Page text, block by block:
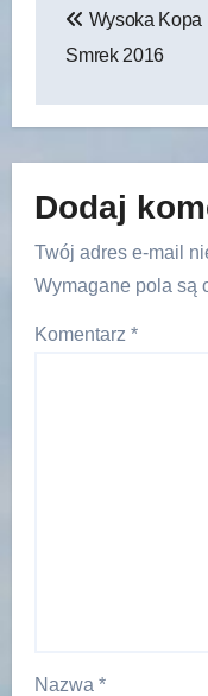
wpisu
Wysoka Kopa
Smrek 2016
Dodaj
Twój adres e-mail
Wymagane pola są
Komentarz *
Nazwa *